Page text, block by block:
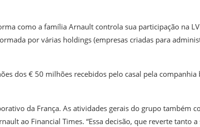
como a família Arnault controla sua participação na
por várias holdings (empresas criadas para
dos € 50 milhões recebidos pelo casal pela
da França. As atividades gerais do grupo também
ao Financial Times. “Essa decisão, que reverte tanto